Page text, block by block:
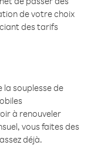
de votre choix
des tarifs
la souplesse de
à renouveler
vous faites des
déjà.